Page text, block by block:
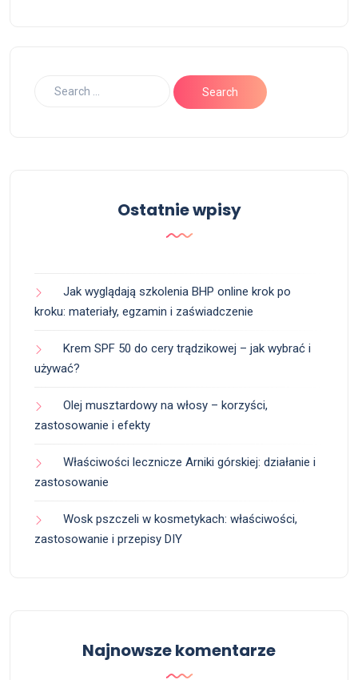
Ostatnie wpisy
Jak wyglądają szkolenia BHP online krok po
kroku: materiały, egzamin i zaświadczenie
Krem SPF 50 do cery trądzikowej – jak wybrać i
używać?
Olej musztardowy na włosy – korzyści,
zastosowanie i efekty
Właściwości lecznicze Arniki górskiej: działanie i
zastosowanie
Wosk pszczeli w kosmetykach: właściwości,
zastosowanie i przepisy DIY
Najnowsze komentarze